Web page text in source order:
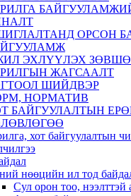
ОРСОН
ЭХЛҮҮЛЭХ
ЖАГСААЛТ
ШИЙДВЭР
НОРМАТИВ
БАЙГУУЛАЛТЫН
хот байгуулалтын
нөөцийн ил тод
Сул орон тоо,